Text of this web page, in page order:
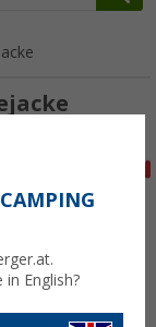
English?